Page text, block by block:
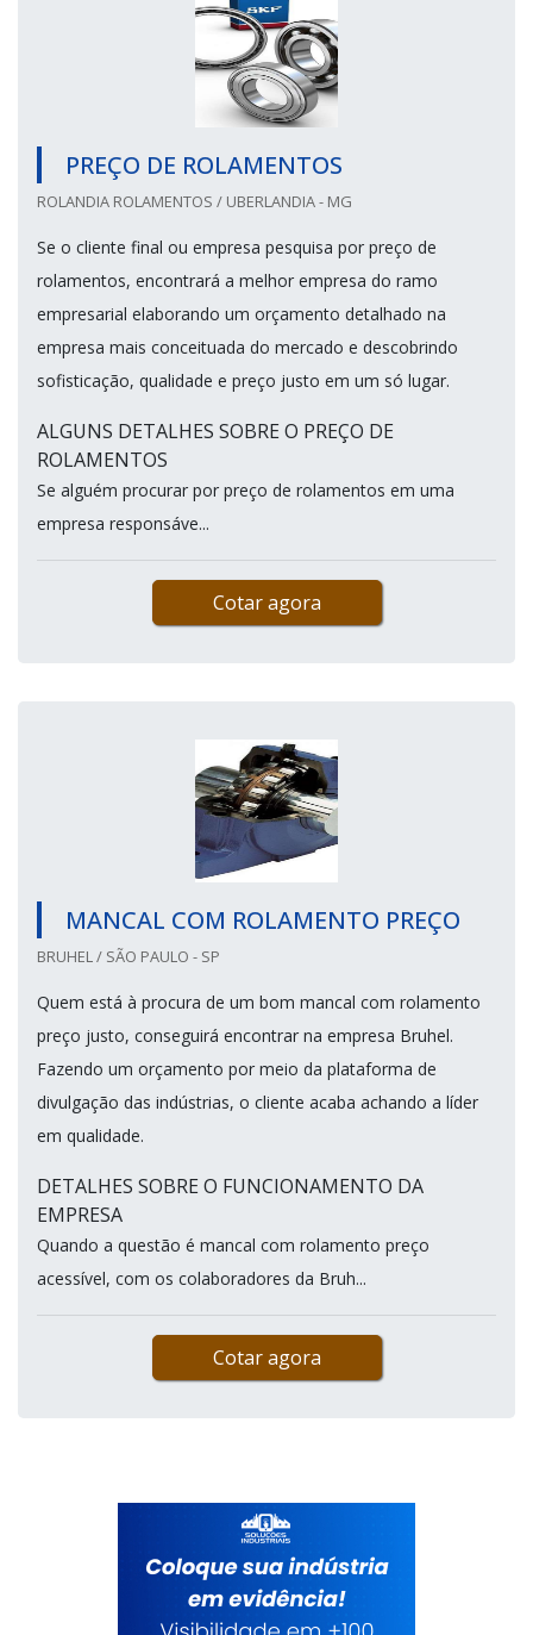
PREÇO DE ROLAMENTOS
ROLANDIA ROLAMENTOS / UBERLANDIA - MG
Se o cliente final ou empresa pesquisa por preço de
rolamentos, encontrará a melhor empresa do ramo
empresarial elaborando um orçamento detalhado na
empresa mais conceituada do mercado e descobrindo
sofisticação, qualidade e preço justo em um só lugar.
ALGUNS DETALHES SOBRE O PREÇO DE
ROLAMENTOS
Se alguém procurar por preço de rolamentos em uma
empresa responsáve...
Cotar agora
MANCAL COM ROLAMENTO PREÇO
BRUHEL / SÃO PAULO - SP
Quem está à procura de um bom mancal com rolamento
preço justo, conseguirá encontrar na empresa Bruhel.
Fazendo um orçamento por meio da plataforma de
divulgação das indústrias, o cliente acaba achando a líder
em qualidade.
DETALHES SOBRE O FUNCIONAMENTO DA
EMPRESA
Quando a questão é mancal com rolamento preço
acessível, com os colaboradores da Bruh...
Cotar agora